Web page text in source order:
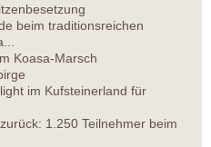
beim traditionsreichen
Koasa-Marsch
im Kufsteinerland für
1.250 Teilnehmer beim